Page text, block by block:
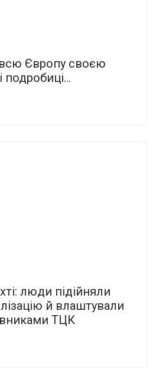
Європу своєю
люди підійняли
й влаштували
ТЦК